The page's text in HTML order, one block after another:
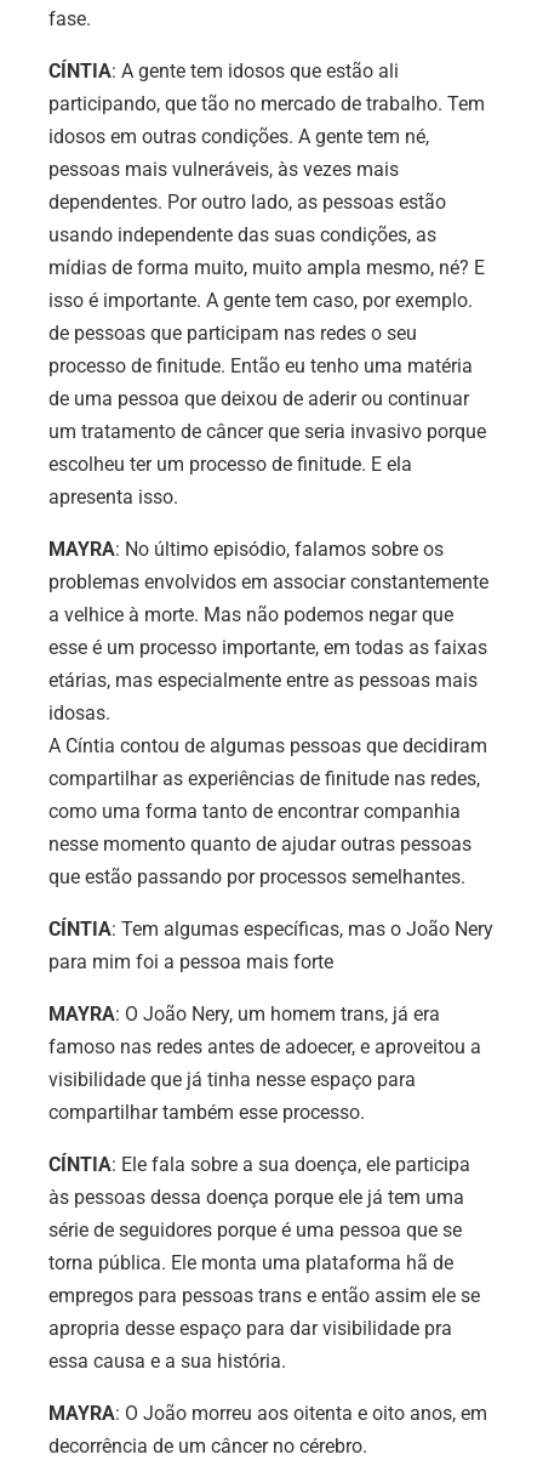
fase.
CÍNTIA: A gente tem idosos que estão ali
participando, que tão no mercado de trabalho. Tem
idosos em outras condições. A gente tem né,
pessoas mais vulneráveis, às vezes mais
dependentes. Por outro lado, as pessoas estão
usando independente das suas condições, as
mídias de forma muito, muito ampla mesmo, né? E
isso é importante. A gente tem caso, por exemplo.
de pessoas que participam nas redes o seu
processo de finitude. Então eu tenho uma matéria
de uma pessoa que deixou de aderir ou continuar
um tratamento de câncer que seria invasivo porque
escolheu ter um processo de finitude. E ela
apresenta isso.
MAYRA: No último episódio, falamos sobre os
problemas envolvidos em associar constantemente
a velhice à morte. Mas não podemos negar que
esse é um processo importante, em todas as faixas
etárias, mas especialmente entre as pessoas mais
idosas.
A Cíntia contou de algumas pessoas que decidiram
compartilhar as experiências de finitude nas redes,
como uma forma tanto de encontrar companhia
nesse momento quanto de ajudar outras pessoas
que estão passando por processos semelhantes.
CÍNTIA: Tem algumas específicas, mas o João Nery
para mim foi a pessoa mais forte
MAYRA: O João Nery, um homem trans, já era
famoso nas redes antes de adoecer, e aproveitou a
visibilidade que já tinha nesse espaço para
compartilhar também esse processo.
CÍNTIA: Ele fala sobre a sua doença, ele participa
às pessoas dessa doença porque ele já tem uma
série de seguidores porque é uma pessoa que se
torna pública. Ele monta uma plataforma hã de
empregos para pessoas trans e então assim ele se
apropria desse espaço para dar visibilidade pra
essa causa e a sua história.
MAYRA: O João morreu aos oitenta e oito anos, em
decorrência de um câncer no cérebro.